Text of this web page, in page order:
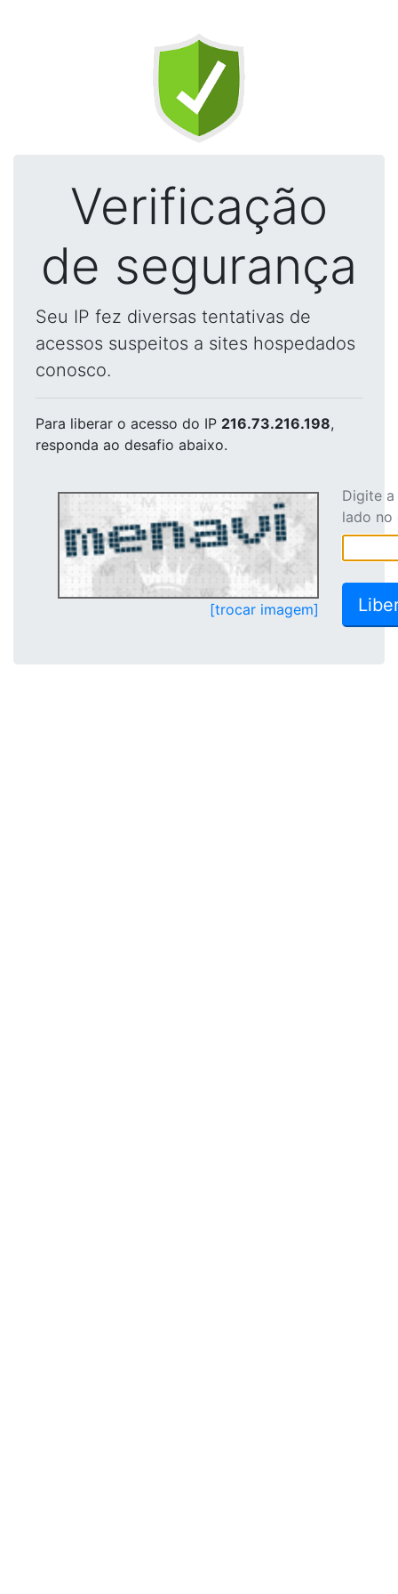
Verificação
de segurança
Seu IP fez diversas tentativas de
acessos suspeitos a sites hospedados
conosco.
Para liberar o acesso do IP 216.73.216.198,
responda ao desafio abaixo.
[trocar imagem]
Digite
lado no